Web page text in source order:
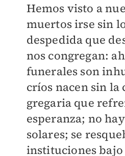
Hemos visto a
muertos irse sin
despedida que
nos congregan:
funerales son
críos nacen sin la
gregaria que
esperanza; no
solares; se
instituciones